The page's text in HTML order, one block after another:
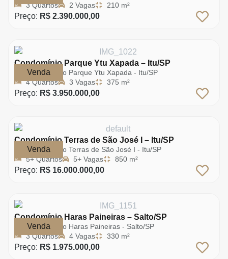
3 Quartos
2 Vagas 210 m²
Preço: R$ 2.390.000,00
Venda
Condomínio Parque Ytu Xapada – Itu/SP
Condomínio Parque Ytu Xapada - Itu/SP
4 Quartos
3 Vagas 375 m²
Preço: R$ 3.950.000,00
Venda
Condomínio Terras de São José I – Itu/SP
Condomínio Terras de São José I - Itu/SP
5+ Quartos
5+ Vagas 850 m²
Preço: R$ 16.000.000,00
Venda
Condomínio Haras Paineiras – Salto/SP
Condomínio Haras Paineiras - Salto/SP
3 Quartos
4 Vagas 330 m²
Preço: R$ 1.975.000,00